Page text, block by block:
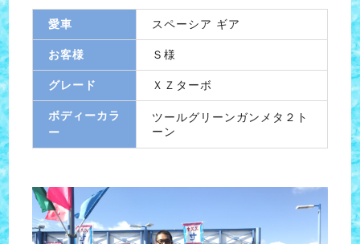
愛車 スペーシア ギア
お客様 Ｓ様
グレード ＸＺターボ
ボディーカラ
ー
ツールグリーンガンメタ２ト
ーン